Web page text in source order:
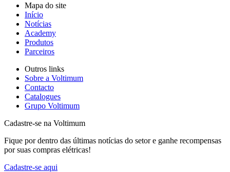
Mapa do site
Início
Notícias
Academy
Produtos
Parceiros
Outros links
Sobre a Voltimum
Contacto
Catalogues
Grupo Voltimum
Cadastre-se na Voltimum
Fique por dentro das últimas notícias do setor e ganhe recompensas
por suas compras elétricas!
Cadastre-se aqui